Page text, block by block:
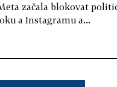
začala blokovat
a Instagramu a...